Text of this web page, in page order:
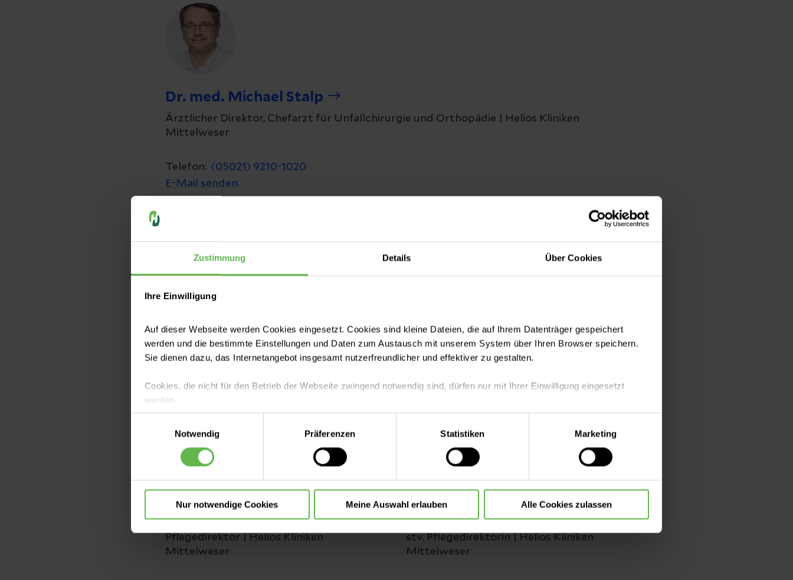
Zustimmung Details Über Cookies
Ihre Einwilligung
Auf dieser Webseite werden Cookies eingesetzt. Cookies sind kleine Dateien, die auf Ihrem Datenträger gespeichert
werden und die bestimmte Einstellungen und Daten zum Austausch mit unserem System über Ihren Browser speichern.
Sie dienen dazu, das Internetangebot insgesamt nutzerfreundlicher und effektiver zu gestalten.
Cookies, die nicht für den Betrieb der Webseite zwingend notwendig sind, dürfen nur mit Ihrer Einwilligung eingesetzt
werden.
Es steht Ihnen frei, unsere Seite mit nur den notwendigen Cookies zu benutzen, eine individuelle Auswahl hinsichtlich der
nicht notwendigen Cookies zu treffen oder durch Auswahl von „Alle Cookies akzeptieren“ in die Verwendung aller Cookies
einzuwilligen. Ihre Auswahlentscheidung können Sie jederzeit ändern oder widerrufen.
Notwendig
Präferenzen Statistiken Marketing
Nur notwendige Cookies Meine Auswahl erlauben Alle Cookies zulassen
Dr. med. Michael Stalp
Ärztlicher Direktor, Chefarzt für Unfallchirurgie und Orthopädie | Helios Kliniken
Mittelweser
Telefon: (05021) 9210-1020
E-Mail senden
Die Pflegedirektion
Die Pflegedirektion steht sämtlichen Pflegekräften und den spezialisierten
Personal vor Ort ist, um Patienten bestmöglich zu betreuen. Die Pflegedirektorin ist
verantwortlich für die Einführung und Durchsetzung der aktuellen Pflegeleitlinien und
Pflegepersonals und fördert aktiv die Fort- und Weiterbildung der Mitarbeiter.
Bernd Hartig
Pflegedirektor | Helios Kliniken
Mittelweser
Claudia Frese
stv. Pflegedirektorin | Helios Kliniken
Mittelweser